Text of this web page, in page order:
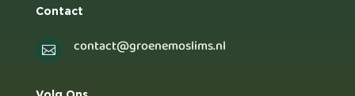
Contact
 contact@groenemoslims.nl